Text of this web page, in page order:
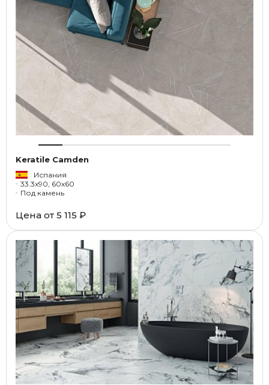
Keratile Camden
Испания
33.3x90, 60x60
Под камень
Цена от 5 115 ₽